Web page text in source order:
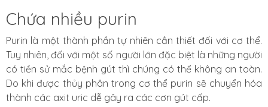
Chứa nhiều purin
Purin là một thành phần tự nhiên cần thiết đối với cơ thể.
Tuy nhiên, đối với một số người lớn đặc biệt là những người
có tiền sử mắc bệnh gút thì chúng có thể không an toàn.
Do khi được thủy phân trong cơ thể purin sẽ chuyển hóa
thành các axit uric dễ gây ra các cơn gút cấp.